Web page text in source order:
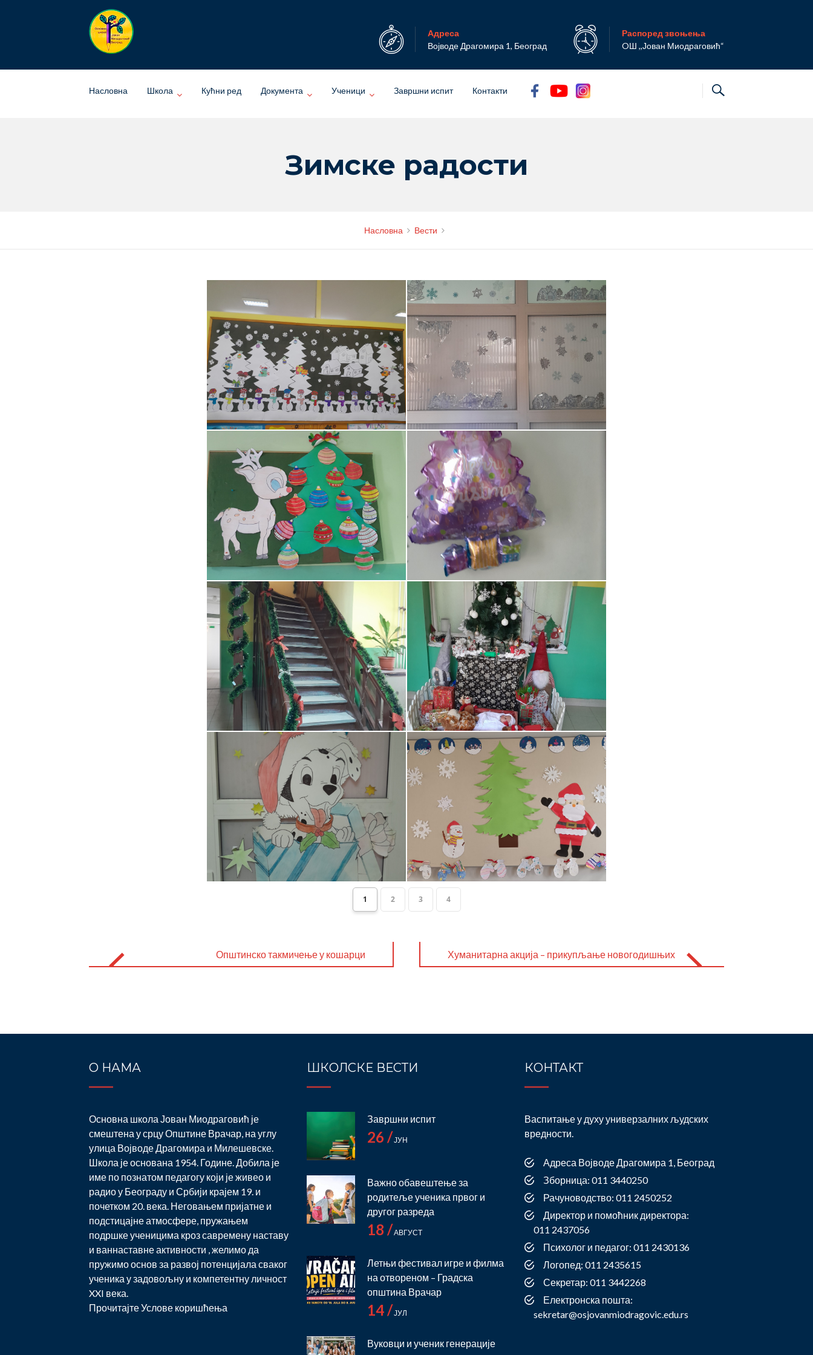
Адреса
Војводе Драгомира 1, Београд
Распоред звоњења
OШ ,,Јован Миодраговић“
Насловна Школа Кућни ред Документа Ученици Завршни испит Контакти
Зимске радости
Насловна Вести
1 2 3 4
navigation
Општинско такмичење у кошарци
Хуманитарна акција – прикупљање новогодишњих
О НАМА
Основна школа Јован Миодраговић је
смештена у срцу Општине Врачар, на углу
улица Војводе Драгомира и Милешевске.
Школа је основана 1954. Године. Добила је
име по познатом педагогу који је живео и
радио у Београду и Србији крајем 19. и
почетком 20. века. Неговањем пријатне и
подстицајне атмосфере, пружањем
подршке ученицима кроз савремену наставу
и ваннаставне активности , желимо да
пружимо основ за развој потенцијала сваког
ученика у задовољну и компетентну личност
XXI века.
ПрочитајтеУслове коришћења
ШКОЛСКЕ ВЕСТИ
Завршни испит
26 /ЈУН
Важно обавештење за
родитеље ученика првог и
другог разреда
18 /АВГУСТ
Летњи фестивал игре и филма
на отвореном – Градска
општина Врачар
14 /ЈУЛ
Вуковци и ученик генерације
КОНТАКТ
Васпитање у духу универзалних људских
вредности.
Адреса Војводе Драгомира 1, Београд
Зборница: 011 3440250
Рачуноводство: 011 2450252
Директор и помоћник директора:
011 2437056
Психолог и педагог: 011 2430136
Логопед: 011 2435615
Секретар: 011 3442268
Електронска пошта:
sekretar@osjovanmiodragovic.edu.rs